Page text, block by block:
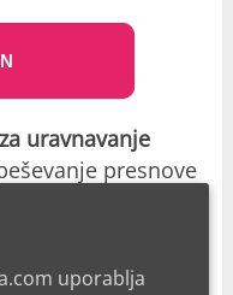
uravnavanje
presnove
ravnovesju
energije. V
lahko redno
uporablja